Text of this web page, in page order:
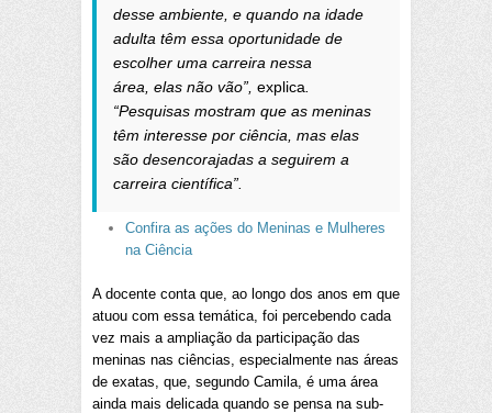
desse ambiente, e quando na idade
adulta têm essa oportunidade de
escolher uma carreira nessa
área, elas não vão”, explica
“Pesquisas mostram que as meninas
têm interesse por ciência, mas elas
são desencorajadas a seguirem a
carreira científica”.
Confira as ações do Meninas e Mulheres
na Ciência
A docente conta que, ao longo dos anos em que
atuou com essa temática, foi percebendo cada
vez mais a ampliação da participação das
meninas nas ciências, especialmente nas áreas
de exatas, que, segundo Camila, é uma área
ainda mais delicada quando se pensa na sub-